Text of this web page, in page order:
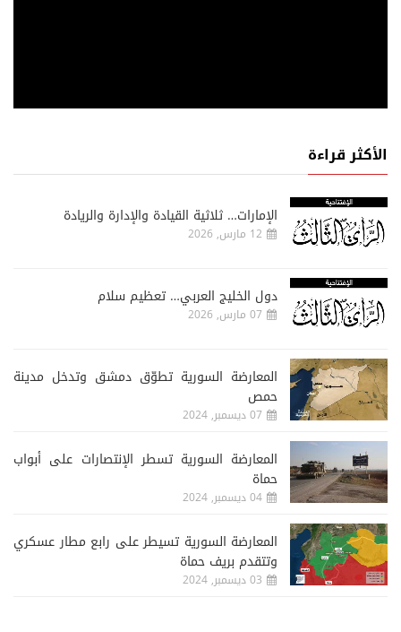
الأكثر قراءة
الإمارات… ثلاثية القيادة والإدارة والريادة
12 مارس, 2026
دول الخليج العربي… تعظيم سلام
07 مارس, 2026
المعارضة السورية تطوّق دمشق وتدخل مدينة
حمص
07 ديسمبر, 2024
المعارضة السورية تسطر الإنتصارات على أبواب
حماة
04 ديسمبر, 2024
المعارضة السورية تسيطر على رابع مطار عسكري
وتتقدم بريف حماة
03 ديسمبر, 2024